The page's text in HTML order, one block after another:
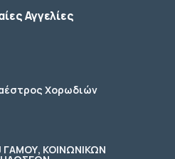
Αγγελίες
Χορωδιών
ΓΑΜΟΥ, ΚΟΙΝΩΝΙΚΩΝ